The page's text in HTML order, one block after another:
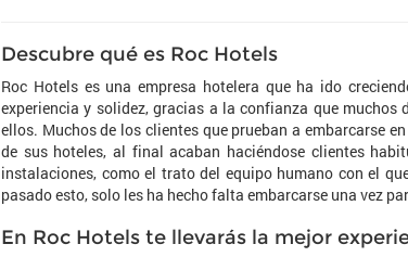
Descubre qué es Roc Hotels
Roc Hotels es una empresa hotelera que ha ido
experiencia y solidez, gracias a la confianza que
ellos. Muchos de los clientes que prueban a embarcarse
de sus hoteles, al final acaban haciéndose clientes
instalaciones, como el trato del equipo humano con el
pasado esto, solo les ha hecho falta embarcarse una vez
En Roc Hotels te llevarás la mejor